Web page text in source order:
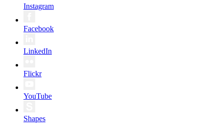
Instagram
Facebook
LinkedIn
Flickr
YouTube
Shapes